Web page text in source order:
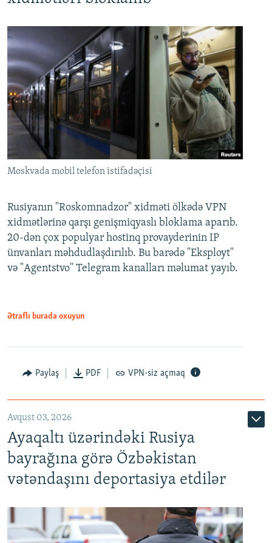
Moskvada mobil telefon istifadəçisi
Rusiyanın "Roskomnadzor" xidməti ölkədə VPN
xidmətlərinə qarşı genişmiqyaslı bloklama aparıb.
20-dən çox populyar hostinq provayderinin IP
ünvanları məhdudlaşdırılıb. Bu barədə "Eksployt"
və "Agentstvo" Telegram kanalları məlumat yayıb.
Ətraflı burada oxuyun
Paylaş PDF VPN-siz açmaq
Avqust 03, 2026
Ayaqaltı üzərindəki Rusiya
bayrağına görə Özbəkistan
vətəndaşını deportasiya etdilər